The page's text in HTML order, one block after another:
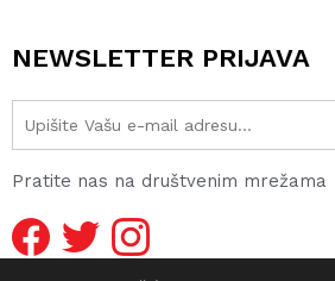
NEWSLETTER PRIJAVA
Pratite nas na društvenim mrežama